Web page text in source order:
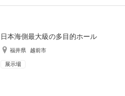
日本海側最大級の多目的ホール
福井県 越前市
展示場